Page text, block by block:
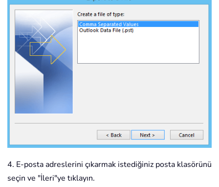
4. E-posta adreslerini çıkarmak istediğiniz posta klasörünü
seçin ve "İleri"ye tıklayın.